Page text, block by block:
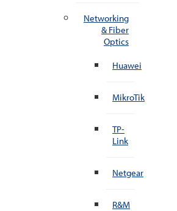
Networking
& Fiber
Optics
Huawei
MikroTik
TP-
Link
Netgear
R&M